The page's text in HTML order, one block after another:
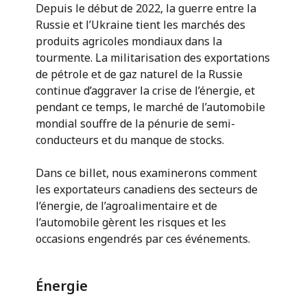
Depuis le début de 2022, la guerre entre la
Russie et l’Ukraine tient les marchés des
produits agricoles mondiaux dans la
tourmente. La militarisation des exportations
de pétrole et de gaz naturel de la Russie
continue d’aggraver la crise de l’énergie, et
pendant ce temps, le marché de l’automobile
mondial souffre de la pénurie de semi-
conducteurs et du manque de stocks.
Dans ce billet, nous examinerons comment
les exportateurs canadiens des secteurs de
l’énergie, de l’agroalimentaire et de
l’automobile gèrent les risques et les
occasions engendrés par ces événements.
Énergie